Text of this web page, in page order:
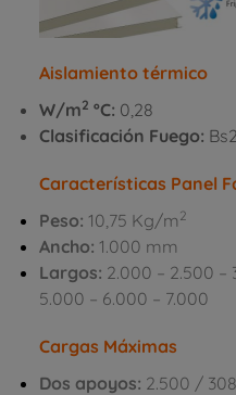
Aislamiento térmico
W/m2 ºC: 0,28
Clasificación Fuego:
Características Panel
Peso: 10,75 Kg/m 2
Ancho: 1.000 mm
Largos: 2.000 – 2.500 –
5.000 – 6.000 – 7.000
Cargas Máximas
Dos apoyos: 2.500 /